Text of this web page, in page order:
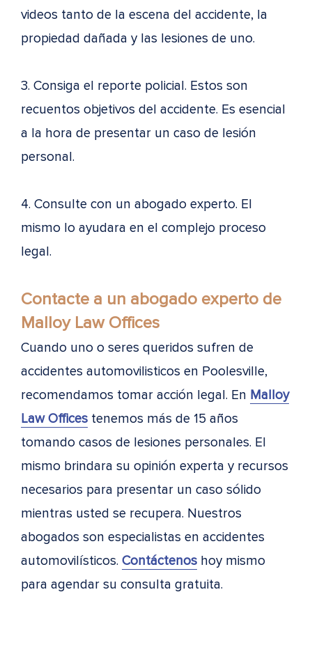
videos tanto de la escena del accidente, la
propiedad dañada y las lesiones de uno.
3. Consiga el reporte policial. Estos son
recuentos objetivos del accidente. Es esencial
a la hora de presentar un caso de lesión
personal.
4. Consulte con un abogado experto. El
mismo lo ayudara en el complejo proceso
legal.
Contacte a un abogado experto de
Malloy Law Offices
Cuando uno o seres queridos sufren de
accidentes automovilisticos en Poolesville,
recomendamos tomar acción legal. En Malloy
Law Offices tenemos más de 15 años
tomando casos de lesiones personales. El
mismo brindara su opinión experta y recursos
necesarios para presentar un caso sólido
mientras usted se recupera. Nuestros
abogados son especialistas en accidentes
automovilísticos. Contáctenos hoy mismo
para agendar su consulta gratuita.